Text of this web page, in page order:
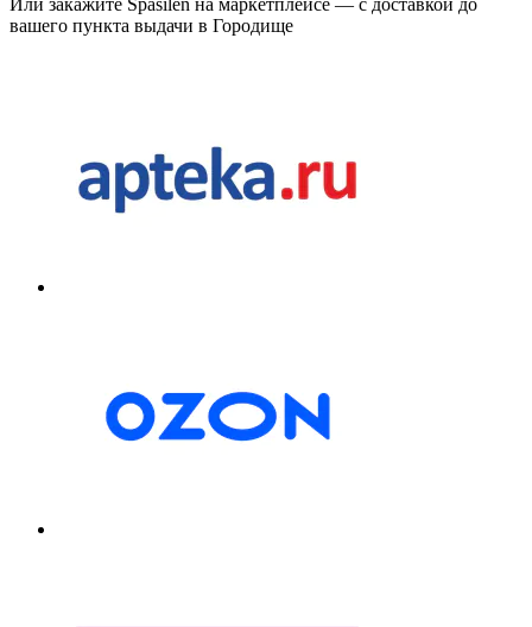
Или закажите Spasilen на маркетплейсе — с доставкой до
вашего пункта выдачи в Городище